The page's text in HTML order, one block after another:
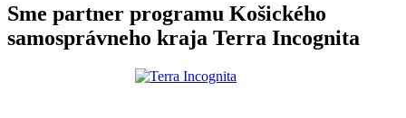
Sme partner programu Košického
samosprávneho kraja Terra Incognita